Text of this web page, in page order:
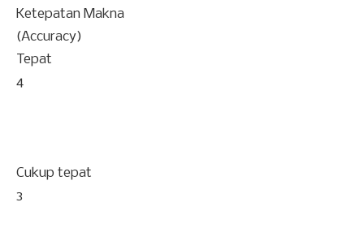
Ketepatan Makna
(Accuracy)
Tepat
4
Cukup tepat
3